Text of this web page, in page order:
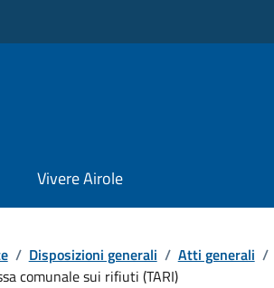
Vivere Airole
/ Disposizioni generali / Atti generali /
comunale sui rifiuti (TARI)